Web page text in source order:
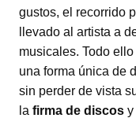
gustos, el recorrido
llevado al artista a
musicales. Todo ello
una forma única de
sin perder de vista
la firma de discos y